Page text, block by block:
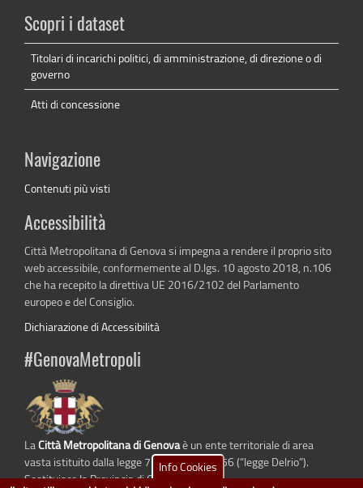
Scopri i dataset
Titolari di incarichi politici, di amministrazione, di direzione o di
governo
Atti di concessione
Navigazione
Contenuti più visti
Accessibilità
Città Metropolitana di Genova si impegna a rendere il proprio sito
web accessibile, conformemente al D.lgs. 10 agosto 2018, n.106
che ha recepito la direttiva UE 2016/2102 del Parlamento
europeo e del Consiglio.
Dichiarazione di Accessibilità
#GenovaMetropoli
LaCittà Metropolitana di Genovaè un ente territoriale di area
vasta istituito dalla legge 7 aprile 2014 n. 56 (“legge Delrio”).
Sostituisce la Provincia di Genova.
Info Cookies